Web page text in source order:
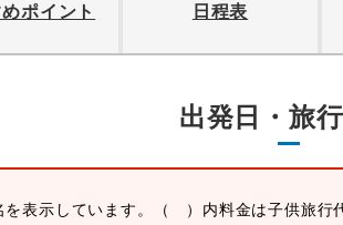
ポイント 日程表
出発日・旅
表示しています。
（ ）内料金は子供旅行